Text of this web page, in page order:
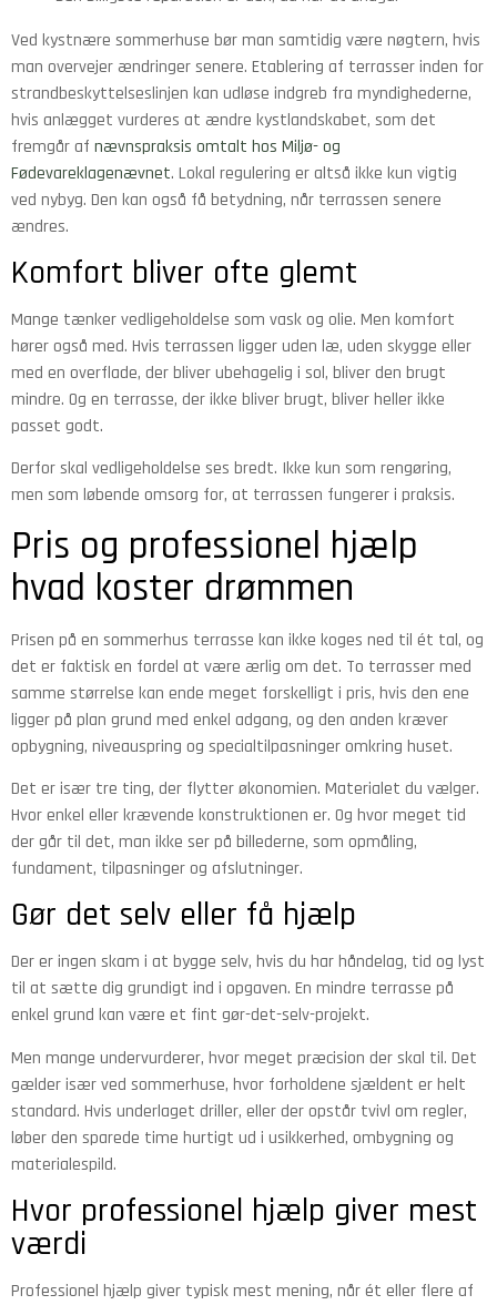
Ved kystnære sommerhuse bør man samtidig være nøgtern, hvis
man overvejer ændringer senere. Etablering af terrasser inden for
strandbeskyttelseslinjen kan udløse indgreb fra myndighederne,
hvis anlægget vurderes at ændre kystlandskabet, som det
fremgår af nævnspraksis omtalt hos Miljø- og
Fødevareklagenævnet. Lokal regulering er altså ikke kun vigtig
ved nybyg. Den kan også få betydning, når terrassen senere
ændres.
Komfort bliver ofte glemt
Mange tænker vedligeholdelse som vask og olie. Men komfort
hører også med. Hvis terrassen ligger uden læ, uden skygge eller
med en overflade, der bliver ubehagelig i sol, bliver den brugt
mindre. Og en terrasse, der ikke bliver brugt, bliver heller ikke
passet godt.
Derfor skal vedligeholdelse ses bredt. Ikke kun som rengøring,
men som løbende omsorg for, at terrassen fungerer i praksis.
Pris og professionel hjælp
hvad koster drømmen
Prisen på en sommerhus terrasse kan ikke koges ned til ét tal, og
det er faktisk en fordel at være ærlig om det. To terrasser med
samme størrelse kan ende meget forskelligt i pris, hvis den ene
ligger på plan grund med enkel adgang, og den anden kræver
opbygning, niveauspring og specialtilpasninger omkring huset.
Det er især tre ting, der flytter økonomien. Materialet du vælger.
Hvor enkel eller krævende konstruktionen er. Og hvor meget tid
der går til det, man ikke ser på billederne, som opmåling,
fundament, tilpasninger og afslutninger.
Gør det selv eller få hjælp
Der er ingen skam i at bygge selv, hvis du har håndelag, tid og lyst
til at sætte dig grundigt ind i opgaven. En mindre terrasse på
enkel grund kan være et fint gør-det-selv-projekt.
Men mange undervurderer, hvor meget præcision der skal til. Det
gælder især ved sommerhuse, hvor forholdene sjældent er helt
standard. Hvis underlaget driller, eller der opstår tvivl om regler,
løber den sparede time hurtigt ud i usikkerhed, ombygning og
materialespild.
Hvor professionel hjælp giver mest
værdi
Professionel hjælp giver typisk mest mening, når ét eller flere af